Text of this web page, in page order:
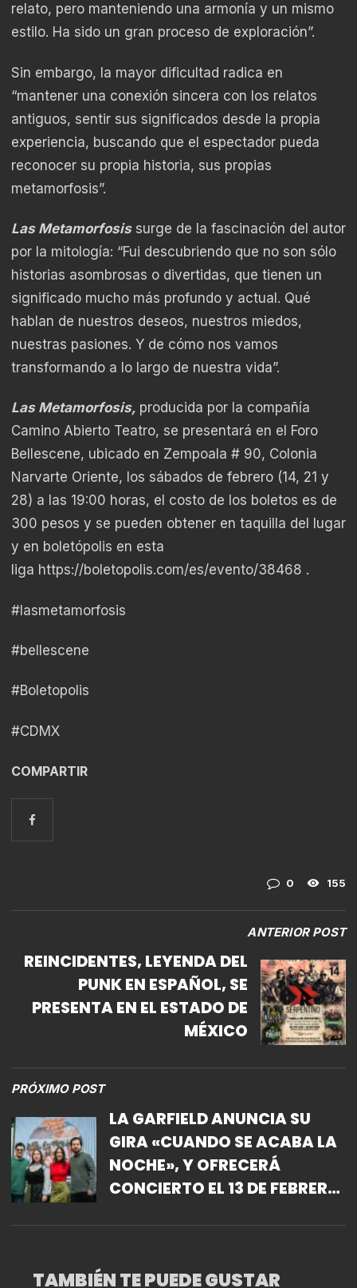
relato, pero manteniendo una armonía y un mismo
estilo. Ha sido un gran proceso de exploración”.
Sin embargo, la mayor dificultad radica en
“mantener una conexión sincera con los relatos
antiguos, sentir sus significados desde la propia
experiencia, buscando que el espectador pueda
reconocer su propia historia, sus propias
metamorfosis”.
Las Metamorfosissurge de la fascinación del autor
por la mitología: “Fui descubriendo que no son sólo
historias asombrosas o divertidas, que tienen un
significado mucho más profundo y actual. Qué
hablan de nuestros deseos, nuestros miedos,
nuestras pasiones. Y de cómo nos vamos
transformando a lo largo de nuestra vida”.
Las Metamorfosis, producida por la compañía
Camino Abierto Teatro, se presentará en el Foro
Bellescene, ubicado en Zempoala # 90, Colonia
Narvarte Oriente, los sábados de febrero (14, 21 y
28) a las 19:00 horas, el costo de los boletos es de
300 pesos y se pueden obtener en taquilla del lugar
y en boletópolis en esta
liga https://boletopolis.com/es/evento/38468 .
#lasmetamorfosis
#bellescene
#Boletopolis
#CDMX
COMPARTIR
0 155
ANTERIOR POST
REINCIDENTES, LEYENDA DEL
PUNK EN ESPAÑOL, SE
PRESENTA EN EL ESTADO DE
MÉXICO
PRÓXIMO POST
LA GARFIELD ANUNCIA SU
GIRA «CUANDO SE ACABA LA
NOCHE», Y OFRECERÁ
CONCIERTO EL 13 DE FEBRERO
TAMBIÉN TE PUEDE GUSTAR